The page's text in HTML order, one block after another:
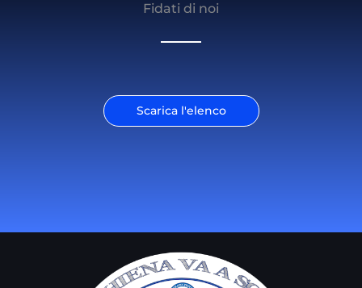
Fidati di noi
Scarica l'elenco